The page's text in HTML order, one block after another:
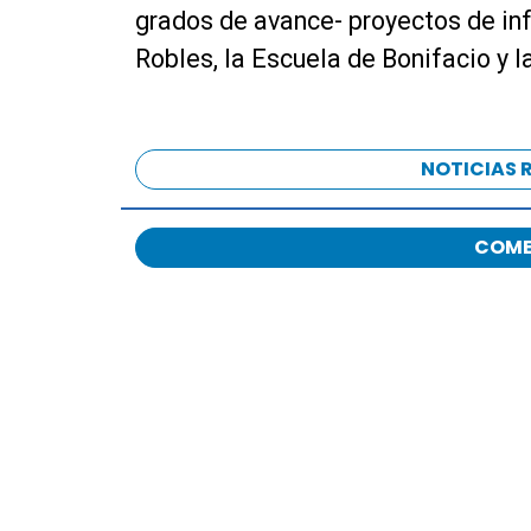
t
o
a
u
d
i
grados de avance- proyectos de
Robles, la Escuela de Bonifacio y
NOTICIAS